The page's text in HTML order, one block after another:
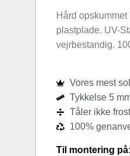
Hård
plastplade. UV-
vejrbestandig.
Vores mest
Tykkelse 5
Tåler ikke frost
100%
Til montering på: